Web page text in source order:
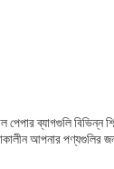
পেপার ব্যাগগুলি
আপনার পণ্যগুলির